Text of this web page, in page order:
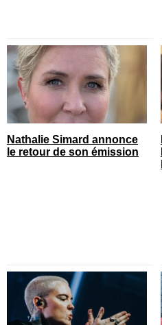
Nathalie Simard annonce
le retour de son émission